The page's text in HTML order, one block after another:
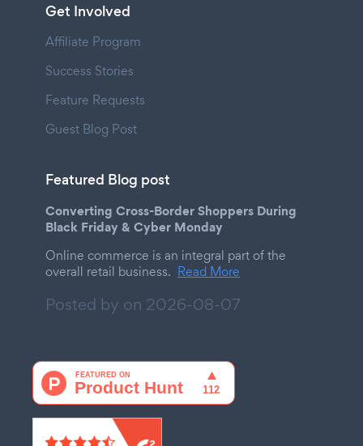
Get Involved
Affiliate Program
Success Stories
Feature Requests
Guest Blog Post
Featured Blog post
Converting Cross-Border Shoppers During
Black Friday & Cyber Monday
Online commerce is an integral part of the
overall retail business. Read More
Posted by on 2026-08-07